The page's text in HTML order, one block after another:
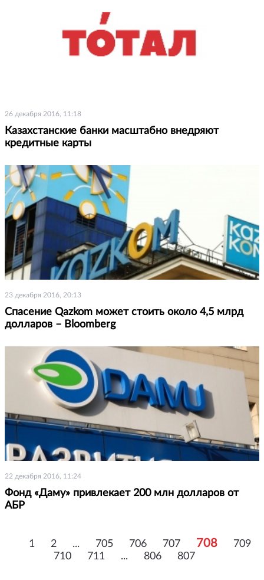
26 декабря 2016, 11:18
Казахстанские банки масштабно внедряют
кредитные карты
23 декабря 2016, 20:13
Спасение Qazkom может стоить около 4,5 млрд
долларов – Bloomberg
22 декабря 2016, 11:24
Фонд «Даму» привлекает 200 млн долларов от
АБР
1 2 ... 705 706 707 708
709
710
711 ... 806 807